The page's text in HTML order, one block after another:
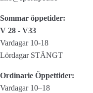
Sommar öppetider:
V 28 - V33
Vardagar 10-18
Lördagar STÄNGT
Ordinarie Öppettider:
Vardagar 10–18